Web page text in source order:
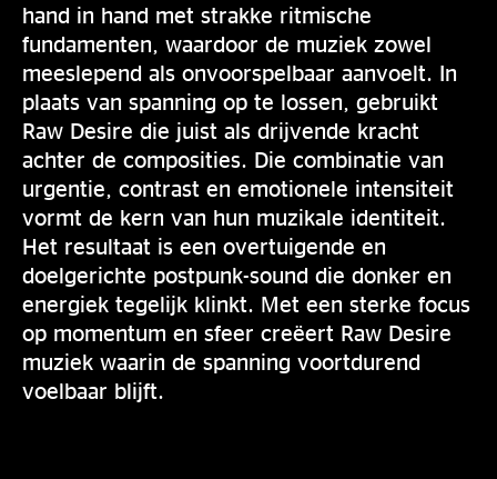
hand in hand met strakke ritmische
fundamenten, waardoor de muziek zowel
meeslepend als onvoorspelbaar aanvoelt. In
plaats van spanning op te lossen, gebruikt
Raw Desire die juist als drijvende kracht
achter de composities. Die combinatie van
urgentie, contrast en emotionele intensiteit
vormt de kern van hun muzikale identiteit.
Het resultaat is een overtuigende en
doelgerichte postpunk-sound die donker en
energiek tegelijk klinkt. Met een sterke focus
op momentum en sfeer creëert Raw Desire
muziek waarin de spanning voortdurend
voelbaar blijft.